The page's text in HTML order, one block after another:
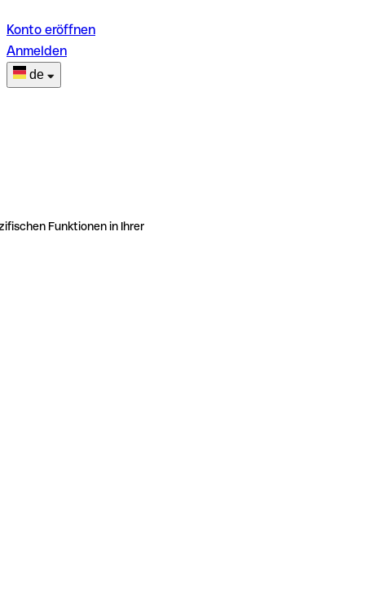
Konto eröffnen
Anmelden
de
Funktionen in Ihrer